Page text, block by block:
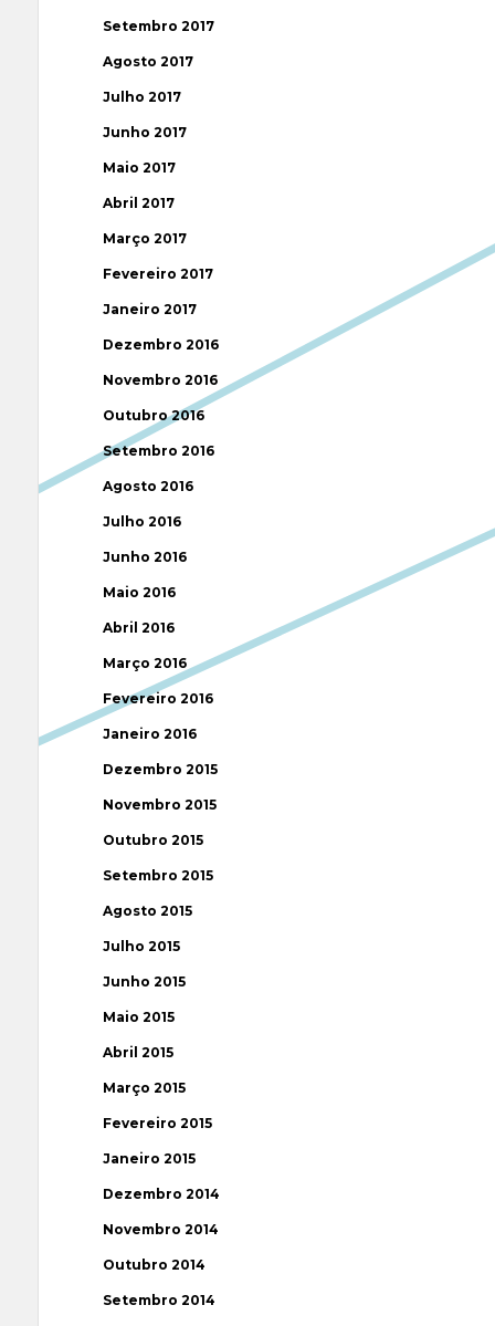
Setembro 2017
Agosto 2017
Julho 2017
Junho 2017
Maio 2017
Abril 2017
Março 2017
Fevereiro 2017
Janeiro 2017
Dezembro 2016
Novembro 2016
Outubro 2016
Setembro 2016
Agosto 2016
Julho 2016
Junho 2016
Maio 2016
Abril 2016
Março 2016
Fevereiro 2016
Janeiro 2016
Dezembro 2015
Novembro 2015
Outubro 2015
Setembro 2015
Agosto 2015
Julho 2015
Junho 2015
Maio 2015
Abril 2015
Março 2015
Fevereiro 2015
Janeiro 2015
Dezembro 2014
Novembro 2014
Outubro 2014
Setembro 2014